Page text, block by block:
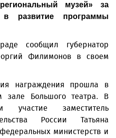
музей» за
в развитие программы
сообщил губернатор
Филимонов в своем
награждения прошла в
зале Большого театра. В
участие заместитель
России Татьяна
министерств и